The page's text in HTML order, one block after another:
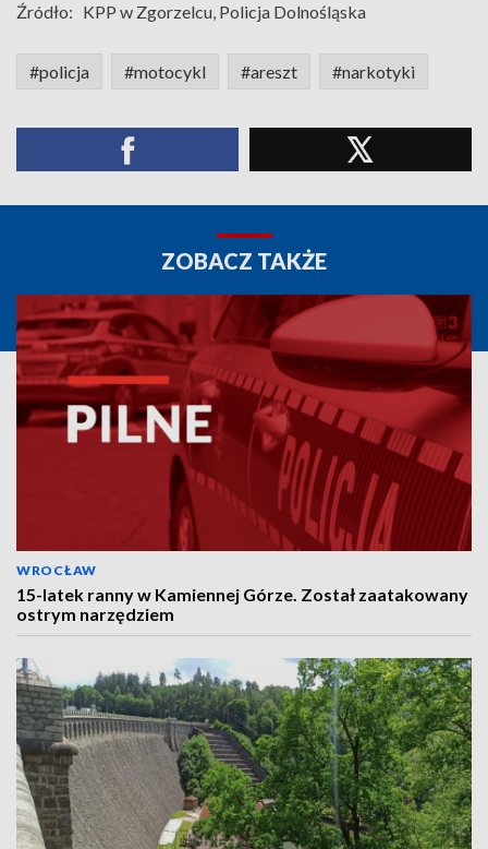
Źródło: KPP w Zgorzelcu, Policja Dolnośląska
#policja #motocykl #areszt #narkotyki
ZOBACZ TAKŻE
WROCŁAW
15-latek ranny w Kamiennej Górze. Został zaatakowany
ostrym narzędziem